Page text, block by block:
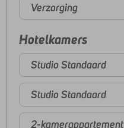
Verzorging
Hotelkamers
Studio Standaard
Studio Standaard
2-kamerappartement